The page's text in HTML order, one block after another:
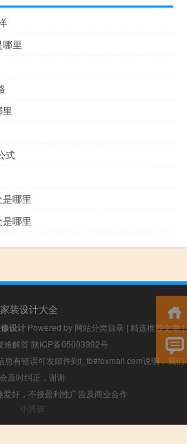
里
式
哪里
哪里
家装设计大全
设计Powered by 网站分类目录 | 精选推荐文章|
难解答 陕ICP备05003392号
息有错误可发邮件到f_fb#foxmail.com说明，我们
会及时纠正，谢谢
好，不接盈利性广告及商业合作
小男孩